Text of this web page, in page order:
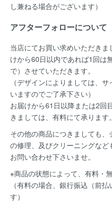
し兼ねる場合がございます）
アフターフォローについて
当店にてお買い求めいただき
けから60日以内であれば1回は
で）させていただきます。
（デザインによりましては、
いますのでご了承下さい）
お届けから61日以降または2回
きましては、有料にて承ります。
その他の商品につきましても
の修理、及びクリーニングな
お問い合わせ下さいませ。
※商品の状態によって、有料・
（有料の場合、銀行振込（前
す）